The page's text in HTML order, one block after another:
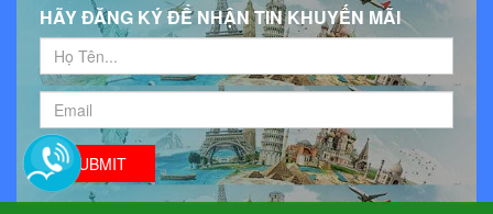
HÃY ĐĂNG KÝ ĐỂ NHẬN TIN KHUYẾN MÃI
SUBMIT